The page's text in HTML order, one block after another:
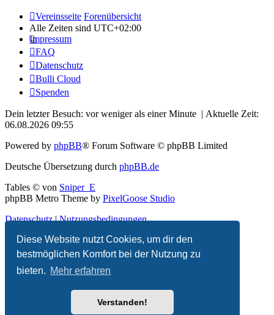
Diese Website nutzt Cookies, um dir den
bestmöglichen Komfort bei der Nutzung zu
bieten. Mehr erfahren
Verstanden!
Vereinsseite Forenübersicht
Alle Zeiten sind UTC+02:00
Impressum
FAQ
Datenschutz
Bulli Cloud
Spenden
Dein letzter Besuch: vor weniger als einer Minute | Aktuelle Zeit:
06.08.2026 09:55
Powered by phpBB® Forum Software © phpBB Limited
Deutsche Übersetzung durch phpBB.de
Tables © von Sniper_E
phpBB Metro Theme by PixelGoose Studio
Datenschutz |Nutzungsbedingungen